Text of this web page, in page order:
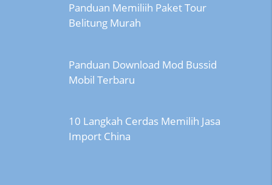
Panduan Memiliih Paket Tour
Belitung Murah
Panduan Download Mod Bussid
Mobil Terbaru
10 Langkah Cerdas Memilih Jasa
Import China